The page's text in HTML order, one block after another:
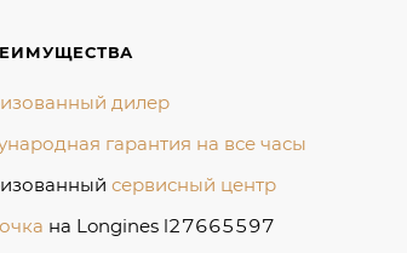
дилер
гарантия на все часы
сервисный центр
на Longines l27665597